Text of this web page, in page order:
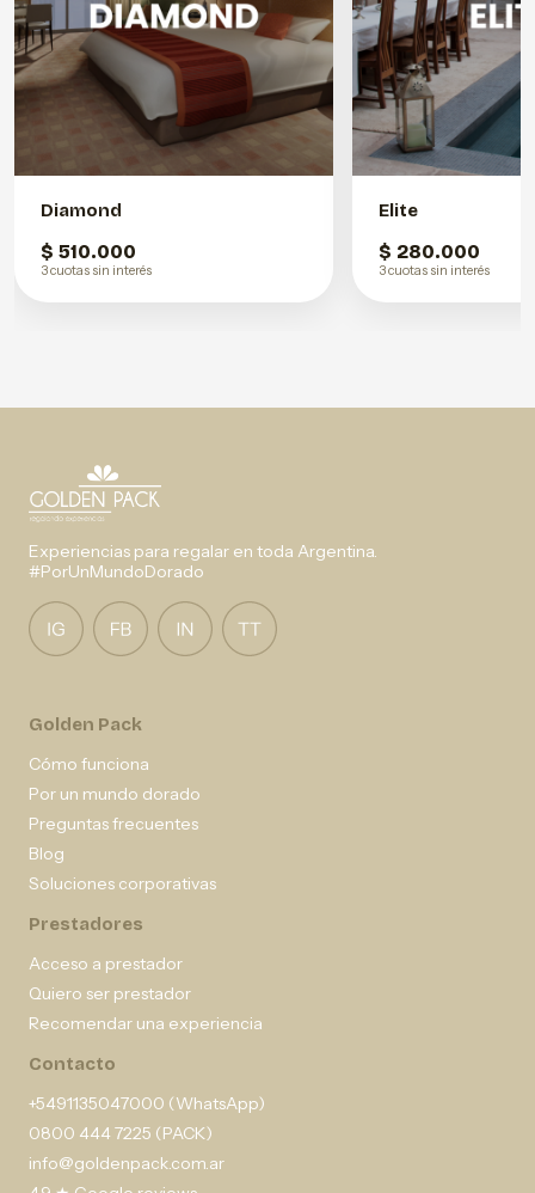
Diamond
$ 510.000
3 cuotas sin interés
Elite
$ 280.000
3 cuotas sin interés
Experiencias para regalar en toda Argentina.
#PorUnMundoDorado
Golden Pack
Cómo funciona
Por un mundo dorado
Preguntas frecuentes
Blog
Soluciones corporativas
Prestadores
Acceso a prestador
Quiero ser prestador
Recomendar una experiencia
Contacto
+5491135047000 (WhatsApp)
0800 444 7225 (PACK)
info@goldenpack.com.ar